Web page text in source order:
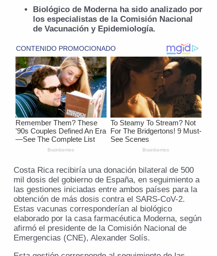
Biológico de Moderna ha sido analizado por
los especialistas de la Comisión Nacional
de Vacunación y Epidemiología.
Costa Rica recibiría una donación bilateral de 500
mil dosis del gobierno de España, en seguimiento a
las gestiones iniciadas entre ambos países para la
obtención de más dosis contra el SARS-CoV-2.
Estas vacunas corresponderían al biológico
elaborado por la casa farmacéutica Moderna, según
afirmó el presidente de la Comisión Nacional de
Emergencias (CNE), Alexander Solís.